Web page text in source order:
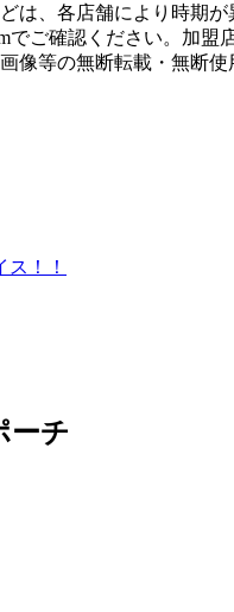
は、各店舗により時期が
ご確認ください。加盟
像等の無断転載・無断使
！！
ーチ